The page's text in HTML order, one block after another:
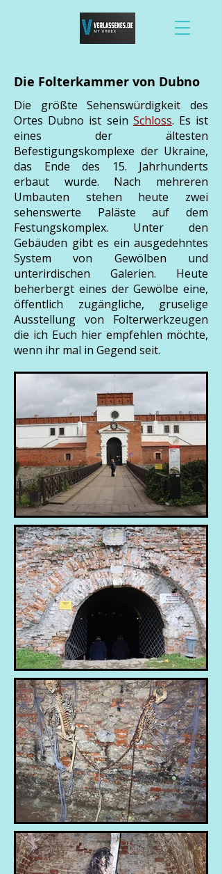
Die Folterkammer von Dubno
Die größte Sehenswürdigkeit des
Ortes Dubno ist sein Schloss. Es ist
eines der ältesten
Befestigungskomplexe der Ukraine,
das Ende des 15. Jahrhunderts
erbaut wurde. Nach mehreren
Umbauten stehen heute zwei
sehenswerte Paläste auf dem
Festungskomplex. Unter den
Gebäuden gibt es ein ausgedehntes
System von Gewölben und
unterirdischen Galerien. Heute
beherbergt eines der Gewölbe eine,
öffentlich zugängliche, gruselige
Ausstellung von Folterwerkzeugen
die ich Euch hier empfehlen möchte,
wenn ihr mal in Gegend seit.